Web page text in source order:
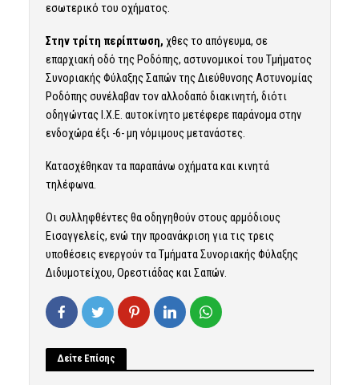
εσωτερικό του οχήματος.
Στην τρίτη περίπτωση, χθες το απόγευμα, σε
επαρχιακή οδό της Ροδόπης, αστυνομικοί του Τμήματος
Συνοριακής Φύλαξης Σαπών της Διεύθυνσης Αστυνομίας
Ροδόπης συνέλαβαν τον αλλοδαπό διακινητή, διότι
οδηγώντας Ι.Χ.Ε. αυτοκίνητο μετέφερε παράνομα στην
ενδοχώρα έξι -6- μη νόμιμους μετανάστες.
Κατασχέθηκαν τα παραπάνω οχήματα και κινητά
τηλέφωνα.
Οι συλληφθέντες θα οδηγηθούν στους αρμόδιους
Εισαγγελείς, ενώ την προανάκριση για τις τρεις
υποθέσεις ενεργούν τα Τμήματα Συνοριακής Φύλαξης
Διδυμοτείχου, Ορεστιάδας και Σαπών.
Δείτε Επίσης